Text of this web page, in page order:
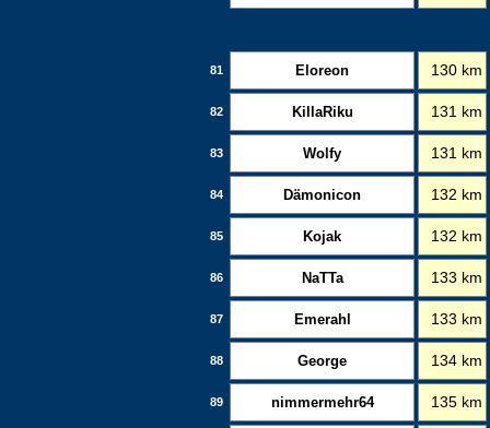
81 Eloreon 130 km
82 KillaRiku 131 km
83 Wolfy 131 km
84 Dämonicon 132 km
85 Kojak 132 km
86 NaTTa 133 km
87 Emerahl 133 km
88 George 134 km
89 nimmermehr64 135 km